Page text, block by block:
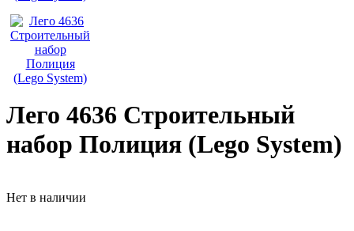
Лего 4636 Строительный
набор Полиция (Lego System)
Нет в наличии